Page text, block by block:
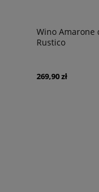
Wino Amarone
Rustico
269,90 zł